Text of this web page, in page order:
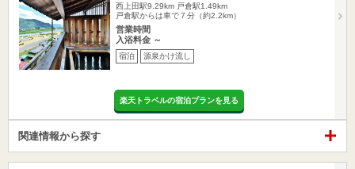
西上田駅9.29km 戸倉駅1.49km
戸倉駅からは車で７分（約2.2km）
営業時間
入浴料金 ～
宿泊 源泉かけ流し
楽天トラベルの宿泊プランを見る
関連情報から探す